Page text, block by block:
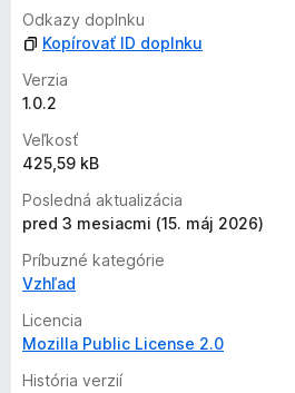
t
e
n
ý
Odkazy doplnku
Kopírovať ID doplnku
Verzia
1.0.2
Veľkosť
425,59 kB
Posledná aktualizácia
pred 3 mesiacmi (15. máj 2026)
Príbuzné kategórie
Vzhľad
Licencia
Mozilla Public License 2.0
História verzií